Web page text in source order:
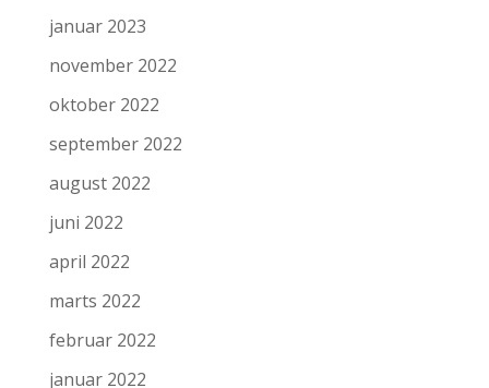
januar 2023
november 2022
oktober 2022
september 2022
august 2022
juni 2022
april 2022
marts 2022
februar 2022
januar 2022